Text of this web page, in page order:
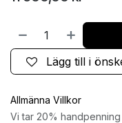
Lägg till i
Allmänna Villkor
Vi tar 20%